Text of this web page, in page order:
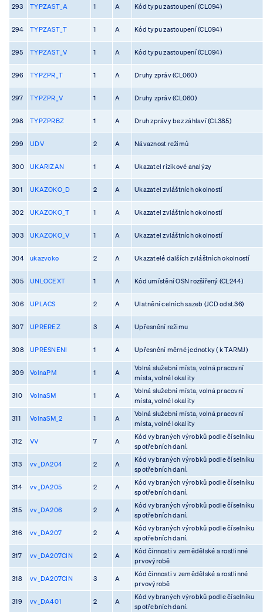
293 TYPZAST_A 1 A Kód typu zastoupení (CL094)
294 TYPZAST_T 1 A Kód typu zastoupení (CL094)
295 TYPZAST_V 1 A Kód typu zastoupení (CL094)
296 TYPZPR_T 1 A Druhy zpráv (CL060)
297 TYPZPR_V 1 A Druhy zpráv (CL060)
298 TYPZPRBZ 1 A Druh zprávy bez záhlaví (CL385)
299 UDV 2 A Návaznost režimů
300 UKARIZAN 1 A Ukazatel rizikové analýzy
301 UKAZOKO_D 2 A Ukazatel zvláštních okolností
302 UKAZOKO_T 1 A Ukazatel zvláštních okolností
303 UKAZOKO_V 1 A Ukazatel zvláštních okolností
304 ukazvoko 2 A Ukazatelé dalších zvláštních okolností
305 UNLOCEXT 1 A Kód umístění OSN rozšířený (CL244)
306 UPLACS 2 A Ulatnění celních sazeb (JCD odst.36)
307 UPREREZ 3 A Upřesnění režimu
308 UPRESNENI 1 A Upřesnění měrné jednotky ( k TARMJ)
309 VolnaPM 1 A
Volná služební místa, volná pracovní
místa, volné lokality
310 VolnaSM 1 A
Volná služební místa, volná pracovní
místa, volné lokality
311 VolnaSM_2 1 A
Volná služební místa, volná pracovní
místa, volné lokality
312 VV 7 A
Kód vybraných výrobků podle číselníku
spotřebních daní.
313 vv_DA204 2 A
Kód vybraných výrobků podle číselníku
spotřebních daní.
314 vv_DA205 2 A
Kód vybraných výrobků podle číselníku
spotřebních daní.
315 vv_DA206 2 A
Kód vybraných výrobků podle číselníku
spotřebních daní.
316 vv_DA207 2 A
Kód vybraných výrobků podle číselníku
spotřebních daní.
317 vv_DA207CIN 2 A
Kód činnosti v zemědělské a rostlinné
prvovýrobě
318 vv_DA207CIN 3 A
Kód činnosti v zemědělské a rostlinné
prvovýrobě
319 vv_DA401 2 A
Kód vybraných výrobků podle číselníku
spotřebních daní.